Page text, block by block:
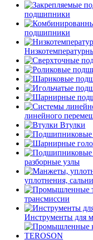
подшипники
подшипники
линейного
Втулки
разборные узлы
уплотнения,
трансмиссии
Инструменты для